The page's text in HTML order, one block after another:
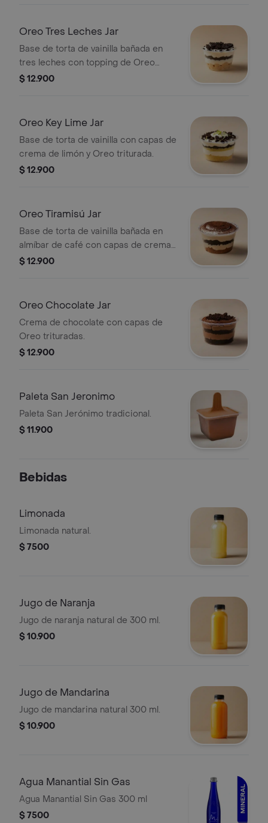
Oreo Tres Leches Jar
Base de torta de vainilla bañada en
tres leches con topping de Oreo
triturada.
$ 12.900
Oreo Key Lime Jar
Base de torta de vainilla con capas de
crema de limón y Oreo triturada.
$ 12.900
Oreo Tiramisú Jar
Base de torta de vainilla bañada en
almíbar de café con capas de crema
de tiramisú y Oreo.
$ 12.900
Oreo Chocolate Jar
Crema de chocolate con capas de
Oreo trituradas.
$ 12.900
Paleta San Jeronimo
Paleta San Jerónimo tradicional.
$ 11.900
Bebidas
Limonada
Limonada natural.
$ 7500
Jugo de Naranja
Jugo de naranja natural de 300 ml.
$ 10.900
Jugo de Mandarina
Jugo de mandarina natural 300 ml.
$ 10.900
Agua Manantial Sin Gas
Agua Manantial Sin Gas 300 ml
$ 7500